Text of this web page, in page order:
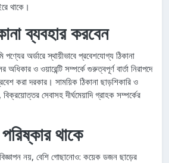
থাকে।
ব্যবহার করবেন
পণ্যের অর্ডারে স্থায়ীভাবে প্রবেশযোগ্য ঠিকানা
ও ওয়ারেন্টি সম্পর্কে গুরুত্বপূর্ণ বার্তা নিরাপদে
করা দরকার। সাময়িক ঠিকানা ছাড়শিকারি ও
বিক্রয়োত্তর সেবাসহ দীর্ঘমেয়াদি গ্রাহক সম্পর্কের
থাকে
নয়, বেশি গোছানোও: কয়েক ডজন ছাড়ের